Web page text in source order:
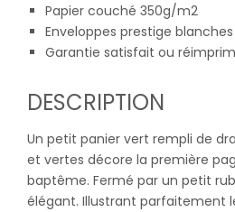
Papier couché 350g/m2
Enveloppes prestige
Garantie satisfait ou
DESCRIPTION
Un petit panier vert rempli de
et vertes décore la première
baptême. Fermé par un petit
élégant. Illustrant parfaitement